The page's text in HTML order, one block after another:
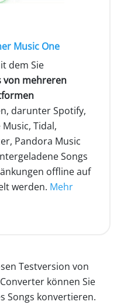
Music One
dem Sie
von mehreren
darunter Spotify,
Tidal,
Pandora Music
Songs
offline auf
werden. Mehr
Testversion von
können Sie
Songs konvertieren.